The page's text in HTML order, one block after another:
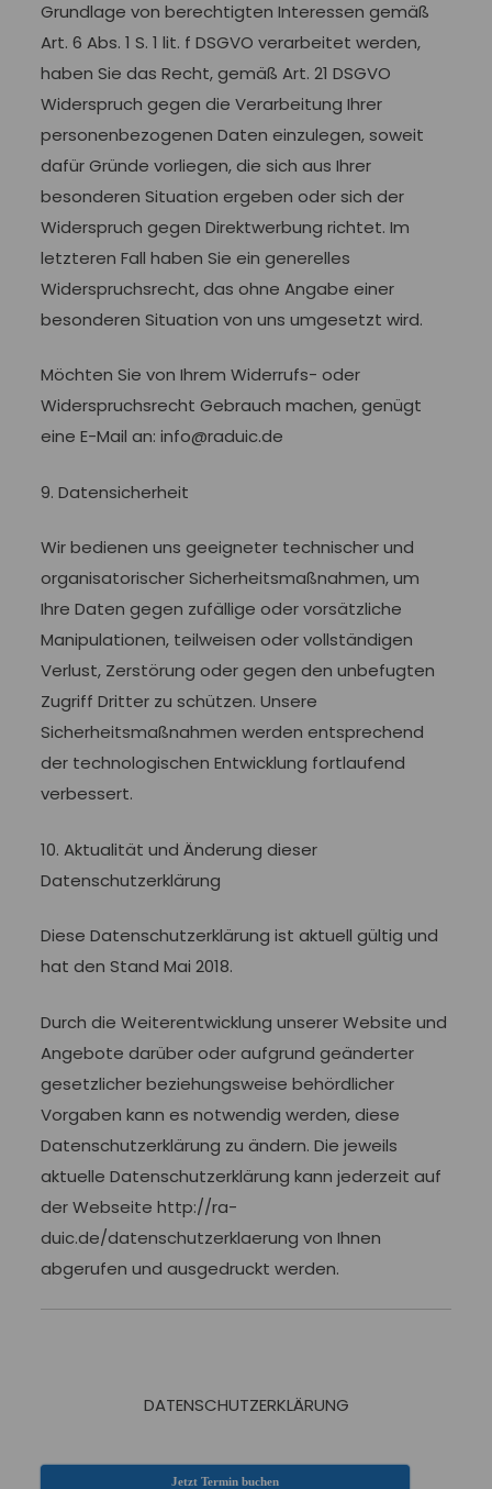
Grundlage von berechtigten Interessen gemäß
Art. 6 Abs. 1 S. 1 lit. f DSGVO verarbeitet werden,
haben Sie das Recht, gemäß Art. 21 DSGVO
Widerspruch gegen die Verarbeitung Ihrer
personenbezogenen Daten einzulegen, soweit
dafür Gründe vorliegen, die sich aus Ihrer
besonderen Situation ergeben oder sich der
Widerspruch gegen Direktwerbung richtet. Im
letzteren Fall haben Sie ein generelles
Widerspruchsrecht, das ohne Angabe einer
besonderen Situation von uns umgesetzt wird.
Möchten Sie von Ihrem Widerrufs- oder
Widerspruchsrecht Gebrauch machen, genügt
eine E-Mail an: info@raduic.de
9. Datensicherheit
Wir bedienen uns geeigneter technischer und
organisatorischer Sicherheitsmaßnahmen, um
Ihre Daten gegen zufällige oder vorsätzliche
Manipulationen, teilweisen oder vollständigen
Verlust, Zerstörung oder gegen den unbefugten
Zugriff Dritter zu schützen. Unsere
Sicherheitsmaßnahmen werden entsprechend
der technologischen Entwicklung fortlaufend
verbessert.
10. Aktualität und Änderung dieser
Datenschutzerklärung
Diese Datenschutzerklärung ist aktuell gültig und
hat den Stand Mai 2018.
Durch die Weiterentwicklung unserer Website und
Angebote darüber oder aufgrund geänderter
gesetzlicher beziehungsweise behördlicher
Vorgaben kann es notwendig werden, diese
Datenschutzerklärung zu ändern. Die jeweils
aktuelle Datenschutzerklärung kann jederzeit auf
der Webseite http://ra-
duic.de/datenschutzerklaerung von Ihnen
abgerufen und ausgedruckt werden.
DATENSCHUTZERKLÄRUNG
Jetzt Termin buchen